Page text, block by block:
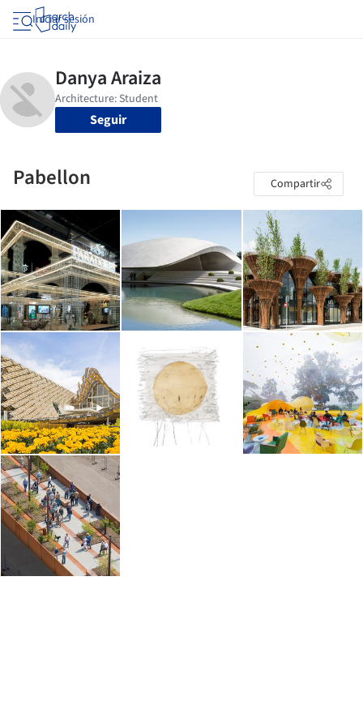
Iniciar sesión
Seguir
Pabellon Compartir